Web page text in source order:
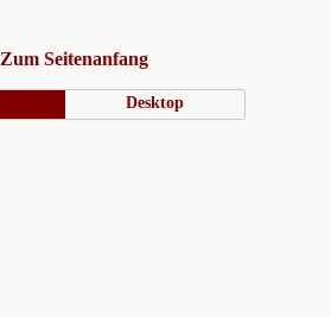
Zum Seitenanfang
Desktop